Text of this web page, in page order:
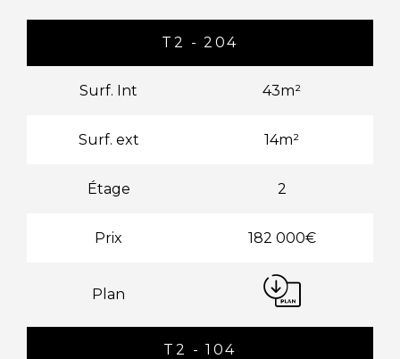
T2 - 204
Surf. Int 43m²
Surf. ext 14m²
Étage 2
Prix 182 000€
Plan
T2 - 104